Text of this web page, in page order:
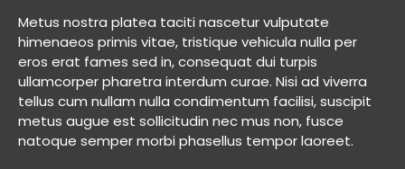
Metus nostra platea taciti nascetur vulputate
himenaeos primis vitae, tristique vehicula nulla per
eros erat fames sed in, consequat dui turpis
ullamcorper pharetra interdum curae. Nisi ad viverra
tellus cum nullam nulla condimentum facilisi, suscipit
metus augue est sollicitudin nec mus non, fusce
natoque semper morbi phasellus tempor laoreet.